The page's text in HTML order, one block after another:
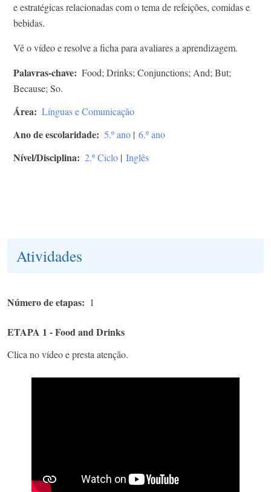
e estratégicas relacionadas com o tema de refeições, comidas e
bebidas.
Vê o vídeo e resolve a ficha para avaliares a aprendizagem.
Palavras-chave
Food; Drinks; Conjunctions; And; But;
Because; So.
Área Línguas e Comunicação
Ano de escolaridade 5.º ano | 6.º ano
Nível/Disciplina 2.º Ciclo | Inglês
Atividades
Número de etapas 1
ETAPA 1 - Food and Drinks
Clica no vídeo e presta atenção.